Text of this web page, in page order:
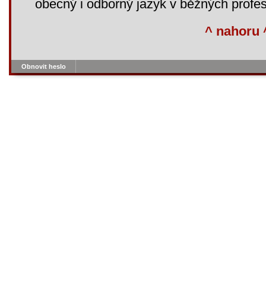
obecný i odborný jazyk v běžných
^ nahoru
Obnovit heslo